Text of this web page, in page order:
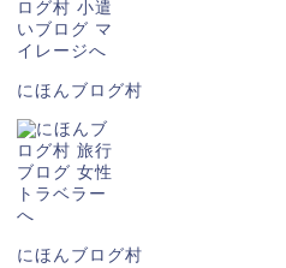
にほんブログ村
にほんブログ村